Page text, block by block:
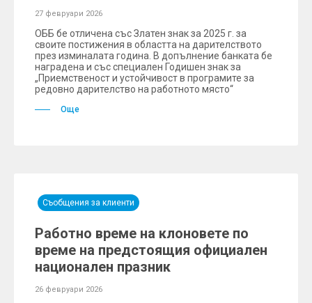
27 февруари 2026
ОББ бе отличена със Златен знак за 2025 г. за
своите постижения в областта на дарителството
през изминалата година. В допълнение банката бе
наградена и със специален Годишен знак за
„Приемственост и устойчивост в програмите за
редовно дарителство на работното място“
Още
Съобщения за клиенти
Работно време на клоновете по
време на предстоящия официален
национален празник
26 февруари 2026